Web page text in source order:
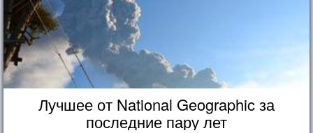
Лучшее от National Geographic за
последние пару лет